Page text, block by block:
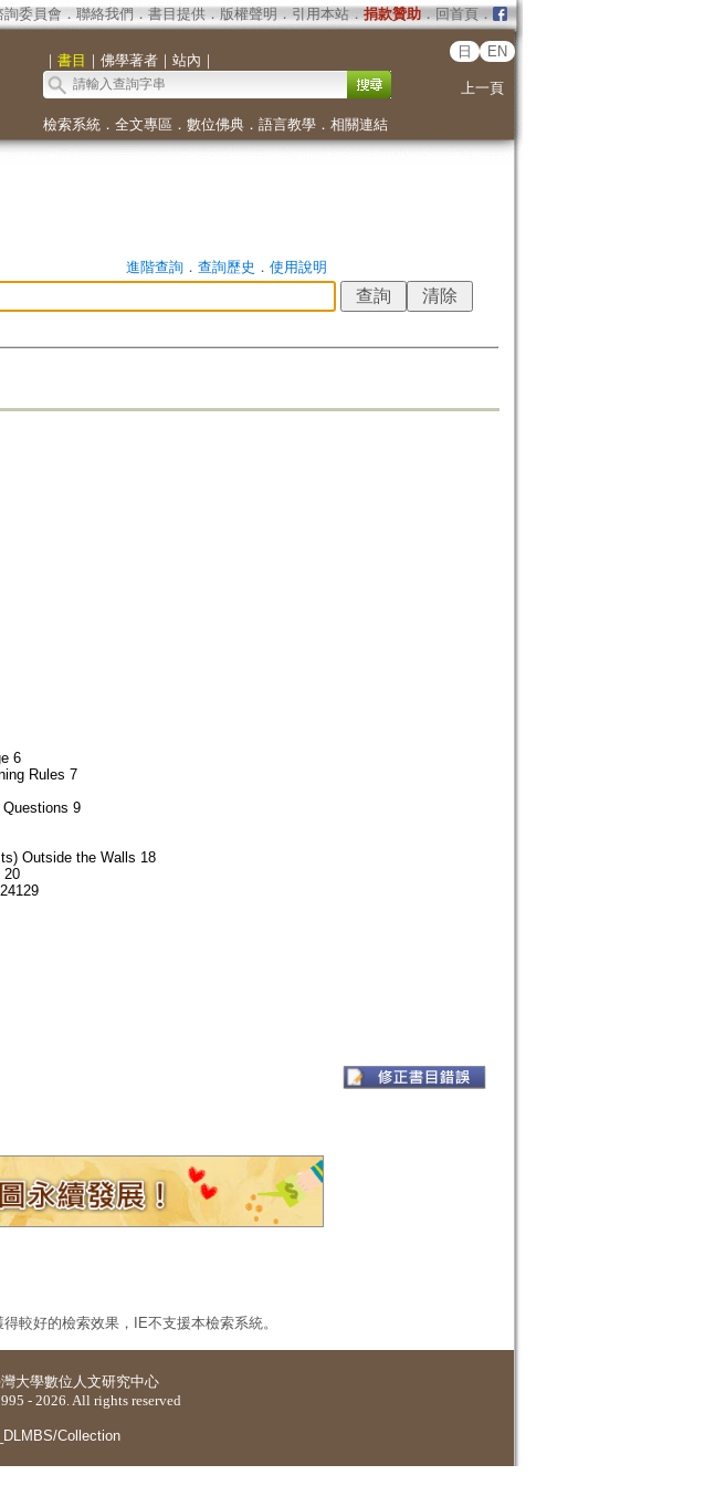
詢委員會． 聯絡我們 ． 書目提供． 版權聲明 ． 引用本站． 捐款贊助．回首頁．
｜ 書目 ｜ 佛學著者｜ 站內 ｜
日 EN
上一頁
檢索系統． 全文專區 ． 數位佛典． 語言教學． 相關連結
進階查詢． 查詢歷史 ． 使用說明
6
Rules 7
9
Outside the Walls 18
20
較好的檢索效果，IE不支援本檢索系統。
大學數位人文研究中心
- 2026. All rights reserved
Collection